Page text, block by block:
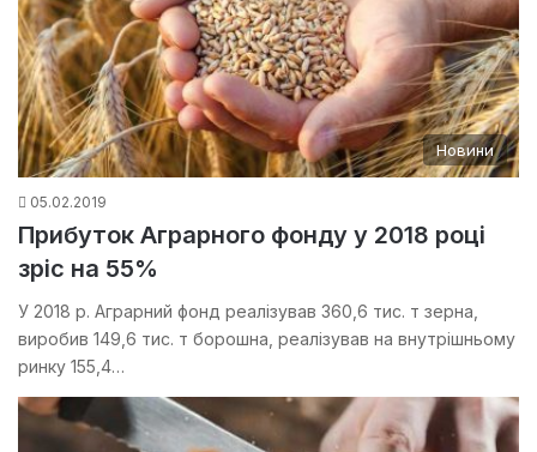
Новини
05.02.2019
Прибуток Аграрного фонду у 2018 році
зріс на 55%
У 2018 р. Аграрний фонд реалізував 360,6 тис. т зерна,
виробив 149,6 тис. т борошна, реалізував на внутрішньому
ринку 155,4…